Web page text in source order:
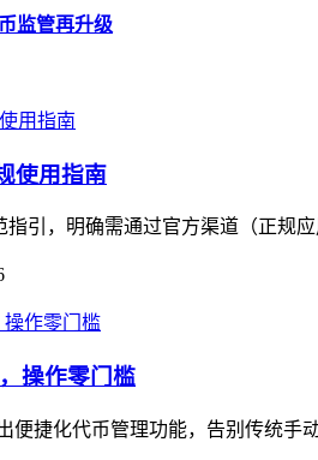
监管再升级
使用指南
引，明确需通过官方渠道（正
操作零门槛
便捷化代币管理功能，告别传统